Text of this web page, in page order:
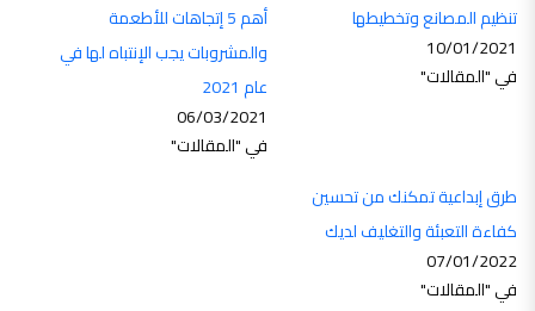
تنظيم المصانع وتخطيطها
10/01/2021
في "المقالات"
أهم 5 إتجاهات للأطعمة
والمشروبات يجب الإنتباه لها في
عام 2021
06/03/2021
في "المقالات"
طرق إبداعية تمكنك من تحسين
كفاءة التعبئة والتغليف لديك
07/01/2022
في "المقالات"